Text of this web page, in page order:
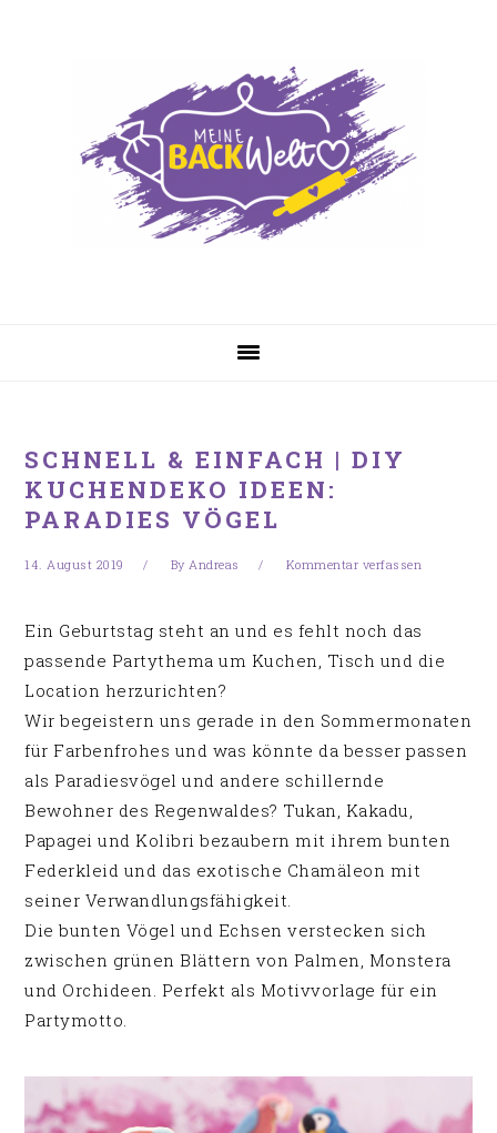
SCHNELL & EINFACH | DIY
KUCHENDEKO IDEEN:
PARADIES VÖGEL
14. August 2019 ByAndreas Kommentar verfassen
Ein Geburtstag steht an und es fehlt noch das
passende Partythema um Kuchen, Tisch und die
Location herzurichten?
Wir begeistern uns gerade in den Sommermonaten
für Farbenfrohes und was könnte da besser passen
als Paradiesvögel und andere schillernde
Bewohner des Regenwaldes? Tukan, Kakadu,
Papagei und Kolibri bezaubern mit ihrem bunten
Federkleid und das exotische Chamäleon mit
seiner Verwandlungsfähigkeit.
Die bunten Vögel und Echsen verstecken sich
zwischen grünen Blättern von Palmen, Monstera
und Orchideen. Perfekt als Motivvorlage für ein
Partymotto.